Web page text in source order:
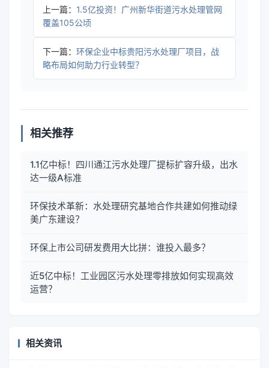
上一篇： 1.5亿投资！广州新华街道污水处理管网
覆盖105公顷
下一篇： 环保企业中标贵阳污水处理厂项目，战
略布局如何助力行业转型？
相关推荐
1.1亿中标！四川通江污水处理厂提标扩容升级，出水
达一级A标准
环保技术革新：水处理研究基地合作共建如何推动绿
美广东建设？
环保上市公司研发费用大比拼：谁投入最多？
近5亿中标！工业园区污水处理零排放如何实现高效
运营？
相关资讯